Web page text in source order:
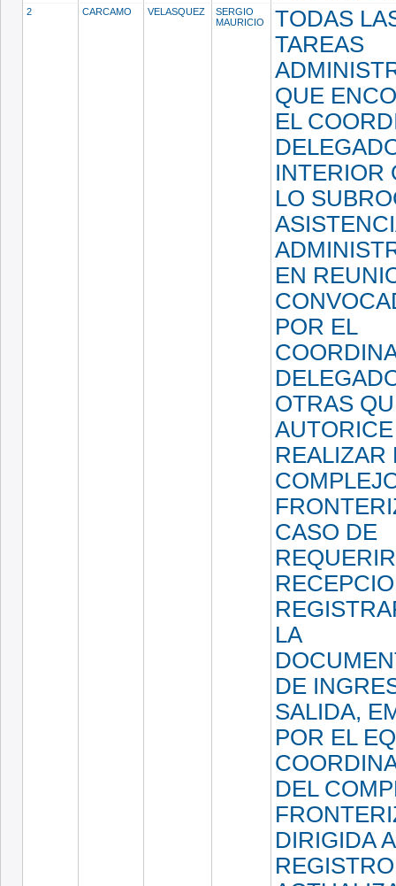
2 CARCAMO VELASQUEZ
SERGIO
MAURICIO
TODAS
TAREAS
QUE
EL
INTERIOR
LO
EN
POR EL
OTRAS
REALIZAR
CASO DE
LA
DE
SALIDA,
POR EL
DEL
DIRIGIDA